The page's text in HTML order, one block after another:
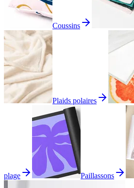
Coussins
Plaids polaires
plage Paillassons